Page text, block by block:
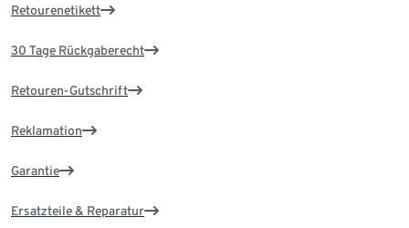
Retourenetikett
30 Tage Rückgaberecht
Retouren-Gutschrift
Reklamation
Garantie
Ersatzteile & Reparatur